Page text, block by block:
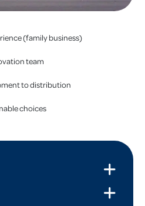
(family business)
team
to distribution
choices